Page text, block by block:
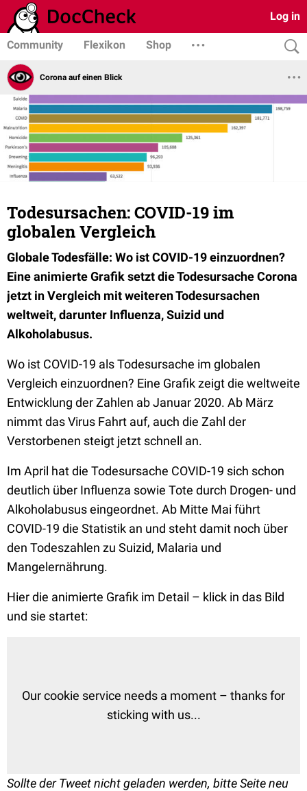
Log in
Community Flexikon Shop
Corona auf einen Blick
Todesursachen: COVID-19 im
globalen Vergleich
Globale Todesfälle: Wo ist COVID-19 einzuordnen?
Eine animierte Grafik setzt die Todesursache Corona
jetzt in Vergleich mit weiteren Todesursachen
weltweit, darunter Influenza, Suizid und
Alkoholabusus.
Wo ist COVID-19 als Todesursache im globalen
Vergleich einzuordnen? Eine Grafik zeigt die weltweite
Entwicklung der Zahlen ab Januar 2020. Ab März
nimmt das Virus Fahrt auf, auch die Zahl der
Verstorbenen steigt jetzt schnell an.
Im April hat die Todesursache COVID-19 sich schon
deutlich über Influenza sowie Tote durch Drogen- und
Alkoholabusus eingeordnet. Ab Mitte Mai führt
COVID-19 die Statistik an und steht damit noch über
den Todeszahlen zu Suizid, Malaria und
Mangelernährung.
Hier die animierte Grafik im Detail – klick in das Bild
und sie startet:
Our cookie service needs a moment – thanks for
sticking with us...
Sollte der Tweet nicht geladen werden, bitte Seite neu